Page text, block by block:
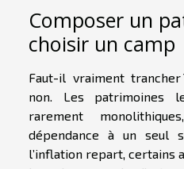
Composer un
choisir un camp
Faut-il vraiment
non. Les patrimoines
rarement
dépendance à un seul
l’inflation repart, certains